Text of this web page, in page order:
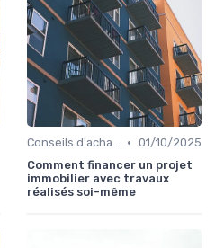
Conseils d'achat immobilier • 01/10/2025
Comment financer un projet
immobilier avec travaux
réalisés soi-même